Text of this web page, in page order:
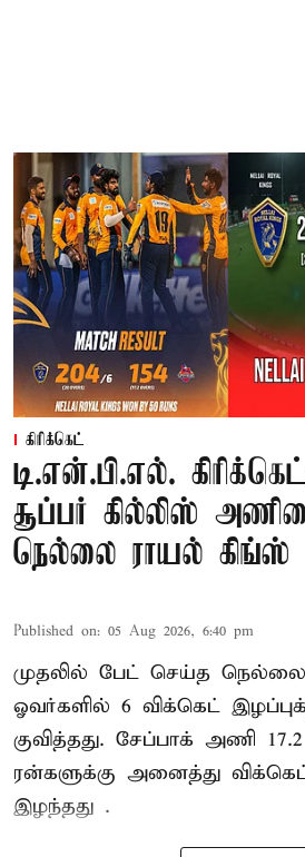
கிரிக்கெட்
டி.என்.பி.எல்.
சூப்பர் கில்லிஸ்
நெல்லை ராயல் கிங்ஸ்
Published on: 05 Aug 2026, 6:40 pm
முதலில் பேட் செய்த
ஓவர்களில் 6 விக்கெட்
குவித்தது. சேப்பாக் அணி
ரன்களுக்கு அனைத்து
இழந்தது .